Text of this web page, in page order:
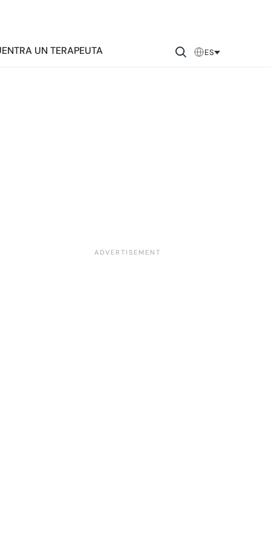
UN TERAPEUTA ES